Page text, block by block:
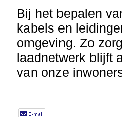
Bij het bepalen
kabels en
omgeving. Zo
laadnetwerk blijft
van onze